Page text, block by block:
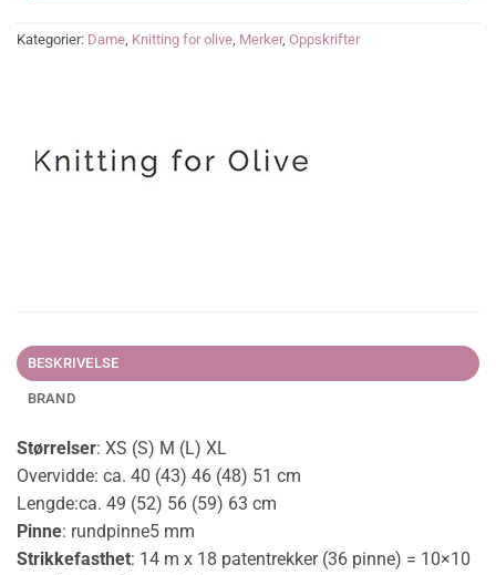
Kategorier: Dame Knitting for olive Merker, Oppskrifter
BESKRIVELSE
BRAND
Størrelser: XS (S) M (L) XL
Overvidde: ca. 40 (43) 46 (48) 51 cm
Lengde:ca. 49 (52) 56 (59) 63 cm
Pinne: rundpinne5 mm
Strikkefasthet: 14 m x 18 patentrekker (36 pinne) = 10×10